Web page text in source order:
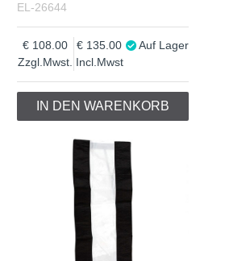
EL-26644
Zzgl.Mwst.
108.00
Incl.Mwst
135.00 Auf Lager
IN DEN WARENKORB